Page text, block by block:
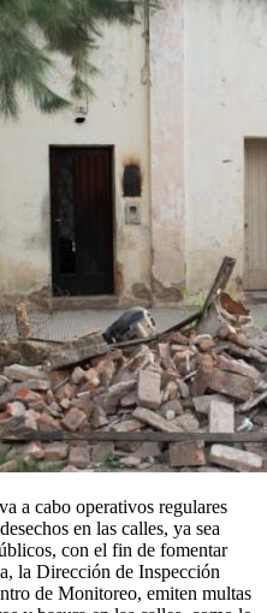
a cabo operativos regulares
en las calles, ya sea
con el fin de fomentar
la Dirección de Inspección
de Monitoreo, emiten multas